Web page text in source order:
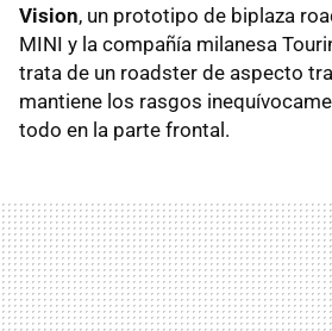
Vision, un prototipo de biplaza
MINI y la compañía milanesa
trata de un roadster de aspecto
mantiene los rasgos
todo en la parte frontal.